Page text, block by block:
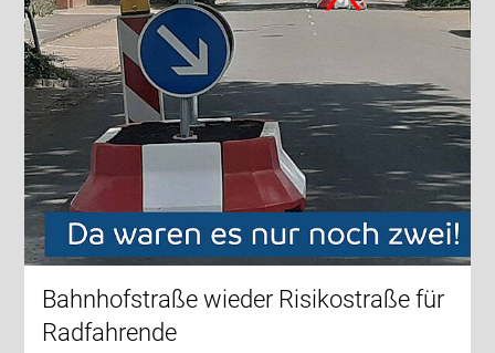
Bahnhofstraße wieder Risikostraße für
Radfahrende